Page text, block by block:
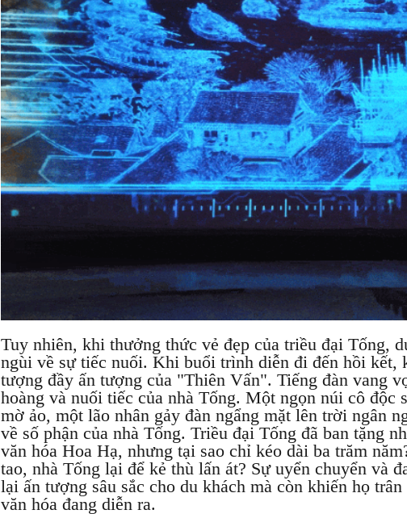
Tuy nhiên, khi thưởng thức vẻ đẹp của triều đại Tống,
ngùi về sự tiếc nuối. Khi buổi trình diễn đi đến hồi kết,
tượng đầy ấn tượng của "Thiên Vấn". Tiếng đàn vang
hoàng và nuối tiếc của nhà Tống. Một ngọn núi cô độc
mờ ảo, một lão nhân gảy đàn ngẩng mặt lên trời ngân
về số phận của nhà Tống. Triều đại Tống đã ban tặng
văn hóa Hoa Hạ, nhưng tại sao chỉ kéo dài ba trăm
tao, nhà Tống lại để kẻ thù lấn át? Sự uyển chuyển và
lại ấn tượng sâu sắc cho du khách mà còn khiến họ
văn hóa đang diễn ra.